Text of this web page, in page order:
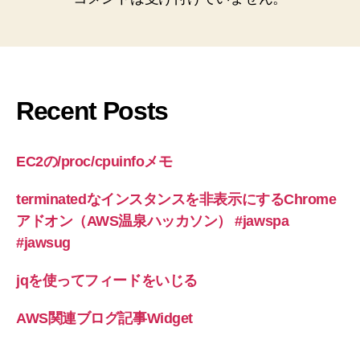
Recent Posts
EC2の/proc/cpuinfoメモ
terminatedなインスタンスを非表示にするChrome
アドオン（AWS温泉ハッカソン） #jawspa
#jawsug
jqを使ってフィードをいじる
AWS関連ブログ記事Widget